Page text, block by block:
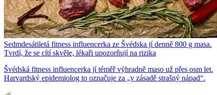
Sedmdesátiletá fitness influencerka ze Švédska jí denně 800 g masa.
Tvrdí, že se cítí skvěle, lékaři upozorňují na rizika
Švédská fitness influencerka jí téměř výhradně maso už přes osm let.
Harvardský epidemiolog to označuje za „v zásadě strašný nápad“.